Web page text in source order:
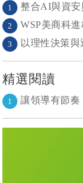
1 整合AI與資安
2 WSP美商科進栢誠靠
3 以理性決策
精選閱讀
1 讓領導有節奏